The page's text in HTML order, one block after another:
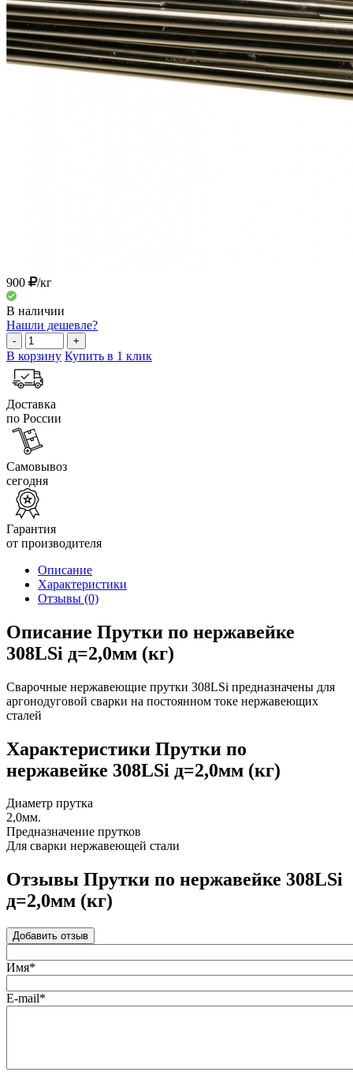
900 /кг
В наличии
Нашли дешевле?
- +
В корзину Купить в 1 клик
Доставка
по России
Самовывоз
сегодня
Гарантия
от производителя
Описание
Характеристики
Отзывы (0)
Описание Прутки по нержавейке
308LSi д=2,0мм (кг)
Сварочные нержавеющие прутки 308LSi предназначены для
аргонодуговой сварки на постоянном токе нержавеющих
сталей
Характеристики Прутки по
нержавейке 308LSi д=2,0мм (кг)
Диаметр прутка
2,0мм.
Предназначение прутков
Для сварки нержавеющей стали
Отзывы Прутки по нержавейке 308LSi
д=2,0мм (кг)
Добавить отзыв
Имя*
E-mail*